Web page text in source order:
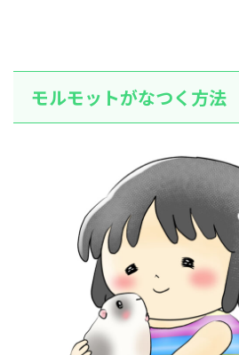
モルモットがなつく方法